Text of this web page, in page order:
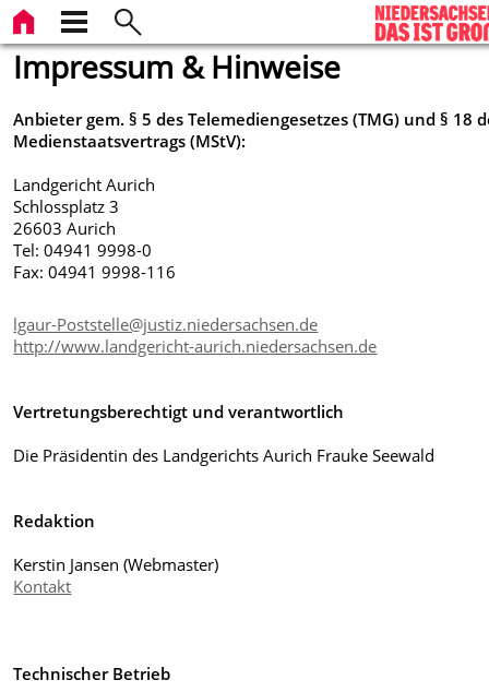
Impressum & Hinweise
Anbieter gem. § 5 des Telemediengesetzes (TMG) und § 18
Medienstaatsvertrags (MStV):
Landgericht Aurich
Schlossplatz 3
26603 Aurich
Tel: 04941 9998-0
Fax: 04941 9998-116
lgaur-Poststelle@justiz.niedersachsen.de
http://www.landgericht-aurich.niedersachsen.de
Vertretungsberechtigt und verantwortlich
Die Präsidentin des Landgerichts Aurich Frauke Seewald
Redaktion
Kerstin Jansen (Webmaster)
Kontakt
Technischer Betrieb